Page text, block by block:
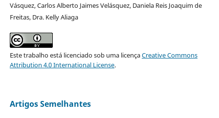
Vásquez, Carlos Alberto Jaimes Velásquez, Daniela Reis Joaquim de
Freitas, Dra. Kelly Aliaga
Este trabalho está licenciado sob uma licençaCreative Commons
Attribution 4.0 International License.
Artigos Semelhantes